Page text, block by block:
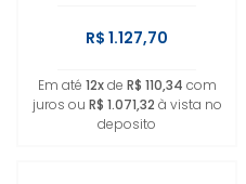
R$ 1.127,70
Em até 12xde R$ 110,34 com
juros ou R$ 1.071,32 à vista no
deposito